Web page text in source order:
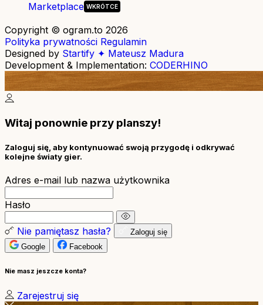
Marketplace
Copyright © ogram.to 2026
Polityka prywatności Regulamin
Designed by Startify ✦ Mateusz Madura
Development & Implementation: CODERHINO
Witaj ponownie przy planszy!
Zaloguj się, aby kontynuować swoją przygodę i odkrywać
kolejne światy gier.
Adres e-mail lub nazwa użytkownika
Hasło
Nie pamiętasz hasła?
Zaloguj się
Google
Facebook
Nie masz jeszcze konta?
Zarejestruj się